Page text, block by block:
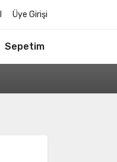
Üye Girişi
Sepetim